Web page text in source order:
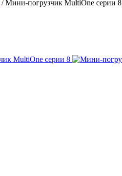
/Мини-погрузчик MultiОne серии 8